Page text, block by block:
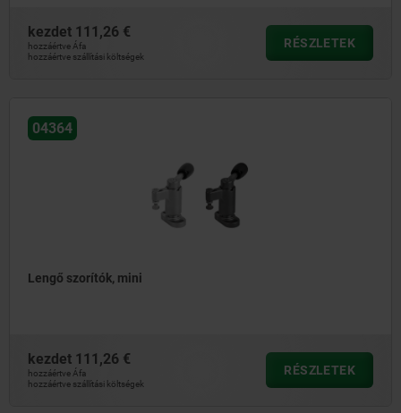
kezdet 111,26 €
hozzáértve Áfa
hozzáértve szállítási költségek
RÉSZLETEK
04364
Lengő szorítók, mini
kezdet 111,26 €
hozzáértve Áfa
hozzáértve szállítási költségek
RÉSZLETEK